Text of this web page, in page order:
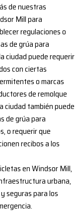
de nuestras
Mill para
regulaciones o
de grúa para
ciudad puede requerir
con ciertas
o marcas
de remolque
ciudad también puede
de grúa para
o requerir que
recibos a los
en Windsor Mill,
urbana,
seguras para los